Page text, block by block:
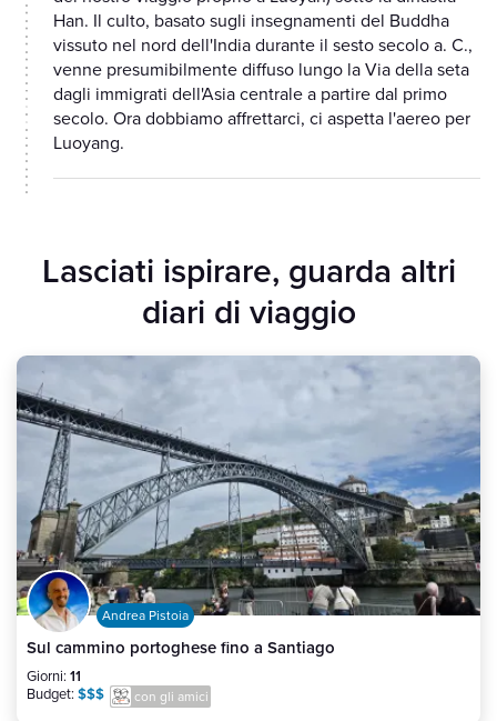
Han. Il culto, basato sugli insegnamenti del Buddha
vissuto nel nord dell'India durante il sesto secolo a. C.,
venne presumibilmente diffuso lungo la Via della seta
dagli immigrati dell'Asia centrale a partire dal primo
secolo. Ora dobbiamo affrettarci, ci aspetta l'aereo per
Luoyang.
Lasciati ispirare, guarda altri
diari di viaggio
Andrea Pistoia
Sul cammino portoghese fino a Santiago
Giorni: 11
Budget: $$$ con gli amici